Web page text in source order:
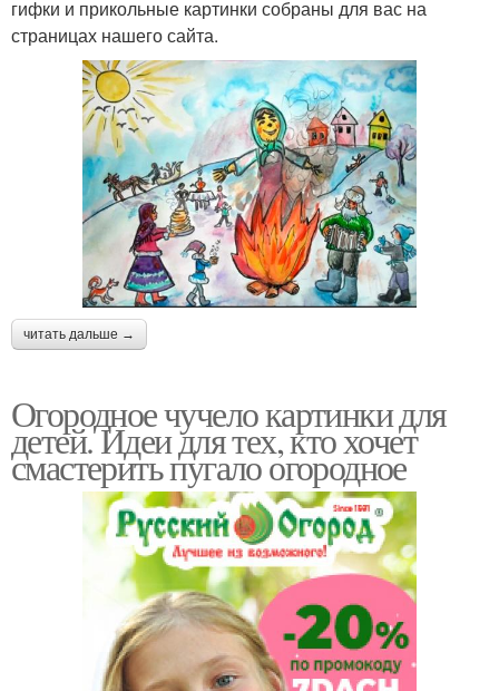
гифки и прикольные картинки собраны для вас на
страницах нашего сайта.
читать дальше →
Огородное чучело картинки для
детей. Идеи для тех, кто хочет
смастерить пугало огородное